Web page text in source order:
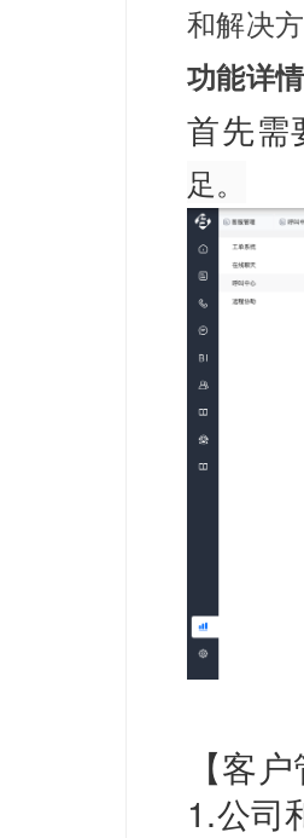
和解决
功能详
首先需
足。
【客
1.公司